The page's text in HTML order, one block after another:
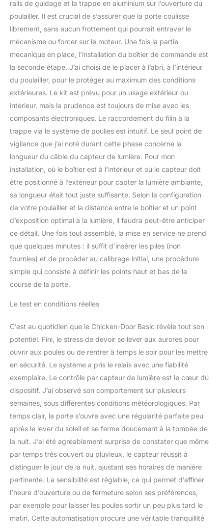
rails de guidage et la trappe en aluminium sur l’ouverture du
poulailler. Il est crucial de s’assurer que la porte coulisse
librement, sans aucun frottement qui pourrait entraver le
mécanisme ou forcer sur le moteur. Une fois la partie
mécanique en place, l’installation du boîtier de commande est
la seconde étape. J’ai choisi de le placer à l’abri, à l’intérieur
du poulailler, pour le protéger au maximum des conditions
extérieures. Le kit est prévu pour un usage extérieur ou
intérieur, mais la prudence est toujours de mise avec les
composants électroniques. Le raccordement du filin à la
trappe via le système de poulies est intuitif. Le seul point de
vigilance que j’ai noté durant cette phase concerne la
longueur du câble du capteur de lumière. Pour mon
installation, où le boîtier est à l’intérieur et où le capteur doit
être positionné à l’extérieur pour capter la lumière ambiante,
sa longueur était tout juste suffisante. Selon la configuration
de votre poulailler et la distance entre le boîtier et un point
d’exposition optimal à la lumière, il faudra peut-être anticiper
ce détail. Une fois tout assemblé, la mise en service ne prend
que quelques minutes : il suffit d’insérer les piles (non
fournies) et de procéder au calibrage initial, une procédure
simple qui consiste à définir les points haut et bas de la
course de la porte.
Le test en conditions réelles
C’est au quotidien que le Chicken-Door Basic révèle tout son
potentiel. Fini, le stress de devoir se lever aux aurores pour
ouvrir aux poules ou de rentrer à temps le soir pour les mettre
en sécurité. Le système a pris le relais avec une fiabilité
exemplaire. Le contrôle par capteur de lumière est le cœur du
dispositif. J’ai observé son comportement sur plusieurs
semaines, sous différentes conditions météorologiques. Par
temps clair, la porte s’ouvre avec une régularité parfaite peu
après le lever du soleil et se ferme doucement à la tombée de
la nuit. J’ai été agréablement surprise de constater que même
par temps très couvert ou pluvieux, le capteur réussit à
distinguer le jour de la nuit, ajustant ses horaires de manière
pertinente. La sensibilité est réglable, ce qui permet d’affiner
l’heure d’ouverture ou de fermeture selon ses préférences,
par exemple pour laisser les poules sortir un peu plus tard le
matin. Cette automatisation procure une véritable tranquillité